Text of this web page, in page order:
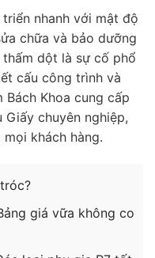
nhanh với mật độ
chữa và bảo dưỡng
dột là sự cố phổ
cấu công trình và
Bách Khoa cung cấp
chuyên nghiệp,
khách hàng.
giá vữa không co